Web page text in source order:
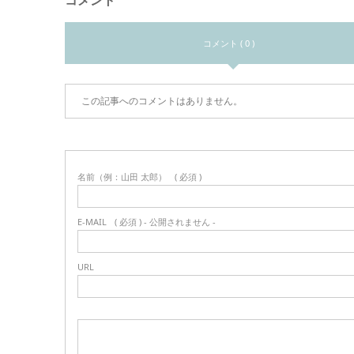
コメント ( 0 )
この記事へのコメントはありません。
名前（例：山田 太郎） ( 必須 )
E-MAIL ( 必須 ) - 公開されません -
URL